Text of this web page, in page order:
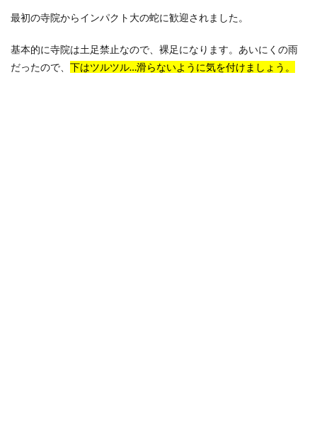
最初の寺院からインパクト大の蛇に歓迎されました。
基本的に寺院は土足禁止なので、裸足になります。あいにくの雨
だったので、 下はツルツル…滑らないように気を付けましょう。